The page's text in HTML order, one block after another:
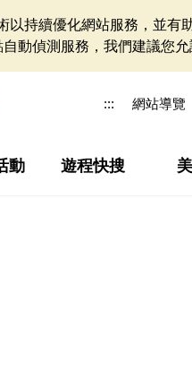
以持續優化網站服務，並有
動偵測服務，我們建議您
::: 網站導覽
動 遊程快搜